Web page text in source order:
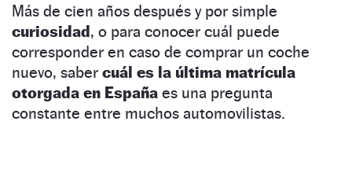
Más de cien años después y por simple
curiosidad, o para conocer cuál puede
corresponder en caso de comprar un coche
nuevo, saber cuál es la última matrícula
otorgada en España es una pregunta
constante entre muchos automovilistas.